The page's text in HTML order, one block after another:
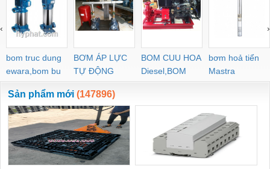
bom truc dung
ewara,bom bu
ewara
BƠM ÁP LỰC
TỰ ĐỘNG
BOM CUU HOA
Diesel,BOM
CHUA CHAY
bơm hoả tiển
Mastra
‹ ›
Sản phẩm mới (147896)